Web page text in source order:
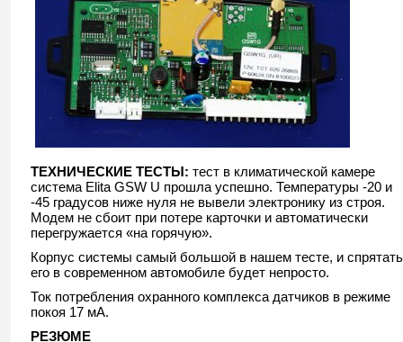
ТЕХНИЧЕСКИЕ ТЕСТЫ: тест в климатической камере
система Elita GSW U прошла успешно. Температуры -20 и
-45 градусов ниже нуля не вывели электронику из строя.
Модем не сбоит при потере карточки и автоматически
перегружается «на горячую».
Корпус системы самый большой в нашем тесте, и спрятать
его в современном автомобиле будет непросто.
Ток потребления охранного комплекса датчиков в режиме
покоя 17 мА.
РЕЗЮМЕ